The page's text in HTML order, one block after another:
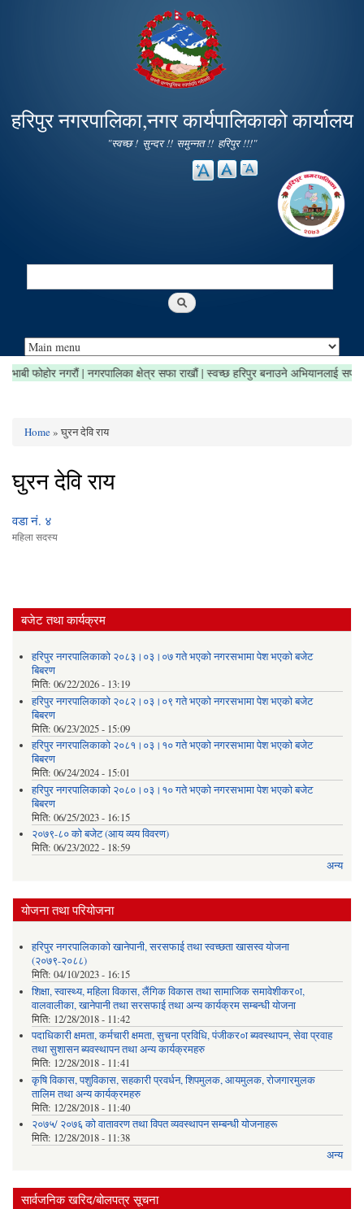
main
content
हरिपुर नगरपालिका,नगर कार्यपालिकाको कार्यालय
"स्वच्छ ! सुन्दर !! समुन्नत !! हरिपुर !!!"
Search
फोहोर नगरौं | नगरपालिका क्षेत्र सफा राखौं | स्वच्छ हरिपुर बनाउने अभियानलाई सफल
You are here
Home» घुरन देवि राय
घुरन देवि राय
वडा नं. ४
महिला सदस्य
बजेट तथा कार्यक्रम
हरिपुर नगरपालिकाको २०८३।०३।०७ गते भएको नगरसभामा पेश भएको बजेट
बिबरण
मिति: 06/22/2026 - 13:19
हरिपुर नगरपालिकाको २०८२।०३।०९ गते भएको नगरसभामा पेश भएको बजेट
बिबरण
मिति: 06/23/2025 - 15:09
हरिपुर नगरपालिकाको २०८१।०३।१० गते भएको नगरसभामा पेश भएको बजेट
बिबरण
मिति: 06/24/2024 - 15:01
हरिपुर नगरपालिकाको २०८०।०३।१० गते भएको नगरसभामा पेश भएको बजेट
बिबरण
मिति: 06/25/2023 - 16:15
२०७९-८० को बजेट (आय व्यय विवरण)
मिति: 06/23/2022 - 18:59
अन्य
योजना तथा परियोजना
हरिपुर नगरपालिकाको खानेपानी, सरसफाई तथा स्वच्छता खासस्व योजना
(२०७९-२०८८)
मिति: 04/10/2023 - 16:15
शिक्षा, स्वास्थ्य, महिला विकास, लैंगिक विकास तथा सामाजिक समावेशीकर०ा,
वालवालीका, खानेपानी तथा सरसफाई तथा अन्य कार्यक्रम सम्बन्धी योजना
मिति: 12/28/2018 - 11:42
पदाधिकारी क्षमता, कर्मचारी क्षमता, सुचना प्रविधि, पंजीकर०ा ब्यवस्थापन, सेवा प्रवाह
तथा सुशासन ब्यवस्थापन तथा अन्य कार्यक्रमहरु
मिति: 12/28/2018 - 11:41
कृषि विकास, पशुविकास, सहकारी प्रवर्धन, शिपमुलक, आयमुलक, रोजगारमुलक
तालिम तथा अन्य कार्यक्रमहरु
मिति: 12/28/2018 - 11:40
२०७५/ २०७६ को वातावरण तथा विपत व्यवस्थापन सम्बन्धी योजनाहरू
मिति: 12/28/2018 - 11:38
अन्य
सार्वजनिक खरिद/बोलपत्र सूचना